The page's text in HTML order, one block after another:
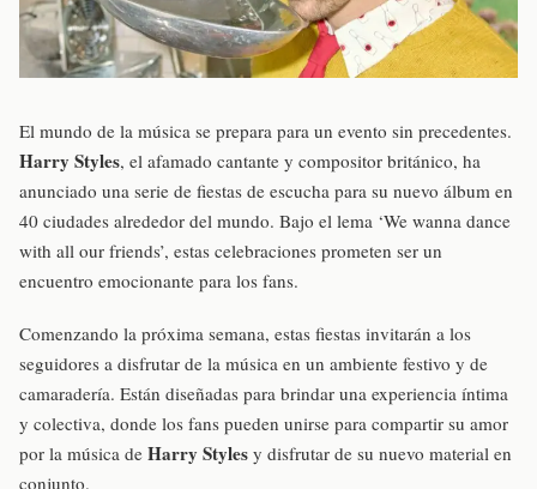
El mundo de la música se prepara para un evento sin precedentes.
Harry Styles, el afamado cantante y compositor británico, ha
anunciado una serie de fiestas de escucha para su nuevo álbum en
40 ciudades alrededor del mundo. Bajo el lema ‘We wanna dance
with all our friends’, estas celebraciones prometen ser un
encuentro emocionante para los fans.
Comenzando la próxima semana, estas fiestas invitarán a los
seguidores a disfrutar de la música en un ambiente festivo y de
camaradería. Están diseñadas para brindar una experiencia íntima
y colectiva, donde los fans pueden unirse para compartir su amor
por la música de Harry Styles y disfrutar de su nuevo material en
conjunto.